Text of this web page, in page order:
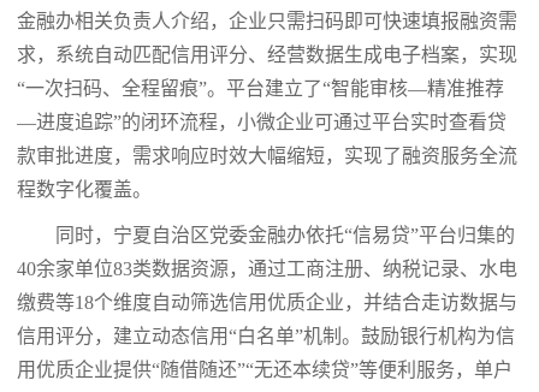
金融办相关负责人介绍，企业只需扫码即可快速填报融资需
求，系统自动匹配信用评分、经营数据生成电子档案，实现
“一次扫码、全程留痕”。平台建立了“智能审核—精准推荐
—进度追踪”的闭环流程，小微企业可通过平台实时查看贷
款审批进度，需求响应时效大幅缩短，实现了融资服务全流
程数字化覆盖。
同时，宁夏自治区党委金融办依托“信易贷”平台归集的
40余家单位83类数据资源，通过工商注册、纳税记录、水电
缴费等18个维度自动筛选信用优质企业，并结合走访数据与
信用评分，建立动态信用“白名单”机制。鼓励银行机构为信
用优质企业提供“随借随还”“无还本续贷”等便利服务，单户